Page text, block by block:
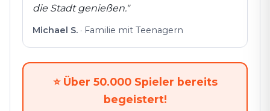
die Stadt genießen."
Michael S. · Familie mit Teenagern
⭐ Über 50.000 Spieler bereits
begeistert!